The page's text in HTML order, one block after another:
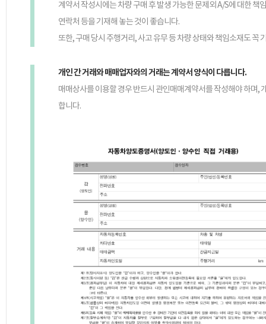
계약서 작성시에는 차량 구매 후 발생 가능한 문제외 A/S에 대한
연락처 등을 기재해 놓는 것이 좋습니다.
또한, 구매 당시 주행거리, 사고 유무 등 차량 상태와 책임소재도 꼭
개인 간 거래와 매매업자와의 거래는 계약서 양식이 다릅니다.
매매상사를 이용할 경우 반드시 관인매매계약서를 작성해야 하며,
합니다.